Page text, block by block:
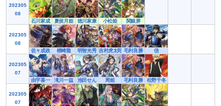
202305
08
石川家成
夏侯月姫 徳川家康 小松姫 関銀屏
202305
08
佐々成政
楢崎龍 明智光秀 吉村虎太郎 毛利良勝 信
202305
07
由宇喜一
滝川一益 池田せん 周姫 毛利良勝 松野千冬
202305
07